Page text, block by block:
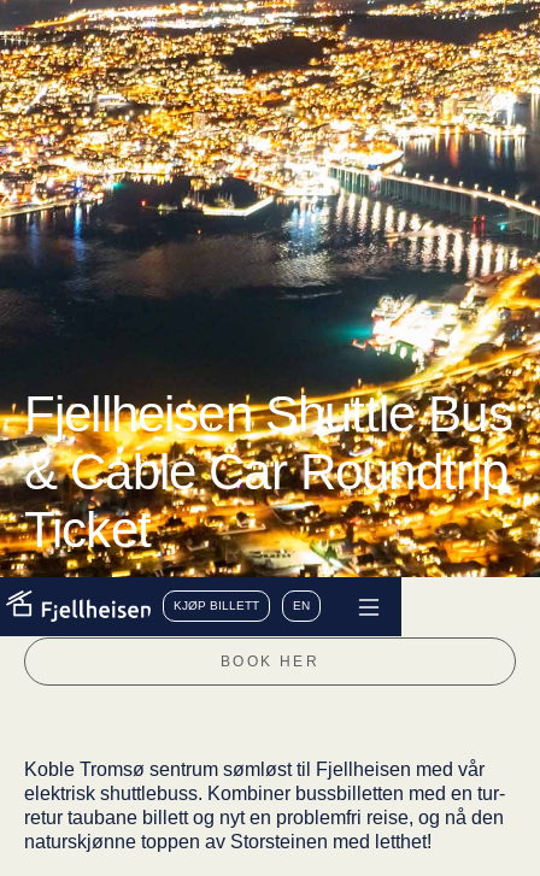
Fjellheisen Shuttle Bus
& Cable Car Roundtrip
Ticket
KJØP BILLETT EN
BOOK HER
Koble Tromsø sentrum sømløst til Fjellheisen med vår
elektrisk shuttlebuss. Kombiner bussbilletten med en tur-
retur taubane billett og nyt en problemfri reise, og nå den
naturskjønne toppen av Storsteinen med letthet!